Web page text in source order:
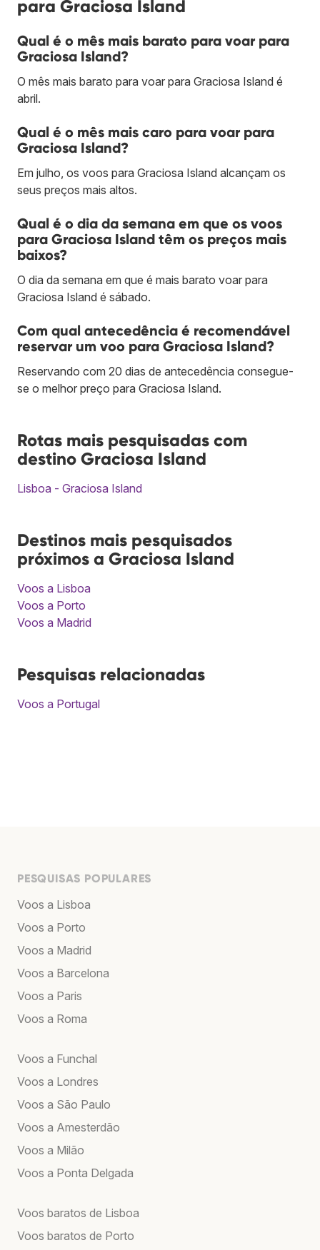
para Graciosa Island
Qual é o mês mais barato para voar para
Graciosa Island?
O mês mais barato para voar para Graciosa Island é
abril.
Qual é o mês mais caro para voar para
Graciosa Island?
Em julho, os voos para Graciosa Island alcançam os
seus preços mais altos.
Qual é o dia da semana em que os voos
para Graciosa Island têm os preços mais
baixos?
O dia da semana em que é mais barato voar para
Graciosa Island é sábado.
Com qual antecedência é recomendável
reservar um voo para Graciosa Island?
Reservando com 20 dias de antecedência consegue-
se o melhor preço para Graciosa Island.
Rotas mais pesquisadas com
destino Graciosa Island
Lisboa - Graciosa Island
Destinos mais pesquisados
próximos a Graciosa Island
Voos a Lisboa
Voos a Porto
Voos a Madrid
Pesquisas relacionadas
Voos a Portugal
PESQUISAS POPULARES
Voos a Lisboa
Voos a Porto
Voos a Madrid
Voos a Barcelona
Voos a Paris
Voos a Roma
Voos a Funchal
Voos a Londres
Voos a São Paulo
Voos a Amesterdão
Voos a Milão
Voos a Ponta Delgada
Voos baratos de Lisboa
Voos baratos de Porto